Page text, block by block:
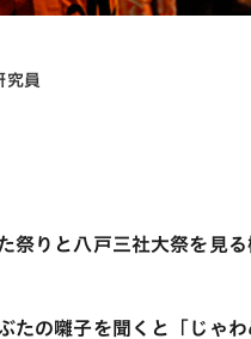
員
祭りと八戸三社大祭を見る
たの囃子を聞くと「じゃ